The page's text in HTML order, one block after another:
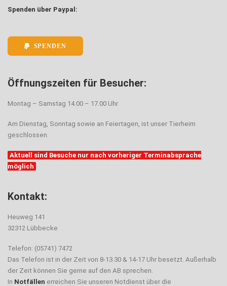
Spenden über Paypal:
SPENDEN
Öffnungszeiten für Besucher:
Montag – Samstag 14.00 – 17.00 Uhr
Am Dienstag, Sonntag sowie an Feiertagen, ist unser Tierheim
geschlossen.
Aktuell sind Besuche nur nach vorheriger Terminabsprache
möglich
Kontakt:
Heuweg 141
32312 Lübbecke
Telefon: (05741) 7472
Das Telefon ist in der Zeit von 8-13.30 & 14-17 Uhr besetzt. Außerhalb
der Zeit können Sie gerne auf den AB sprechen.
In Notfällen erreichen Sie unseren Notdienst über die